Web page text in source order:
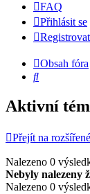
FAQ
Přihlásit se
Registrovat
Obsah fóra
Hledat
Aktivní
Přejít na
Nalezeno 0
Nebyly nalezeny
Nalezeno 0